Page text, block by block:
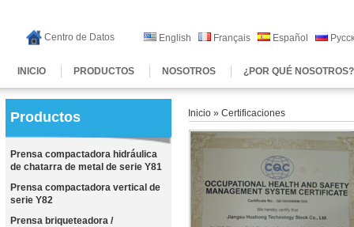
Centro de Datos English Français Español
INICIO PRODUCTOS NOSOTROS ¿POR QUÉ NOSOTROS?
Productos
Prensa compactadora hidráulica
de chatarra de metal de serie Y81
Prensa compactadora vertical de
serie Y82
Prensa briqueteadora /
Inicio » Certificaciones